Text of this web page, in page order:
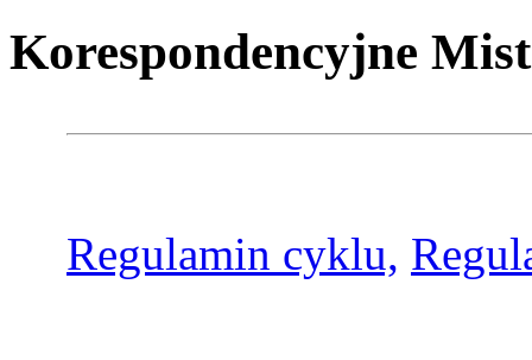
Korespondencyjne
Regulamin cyklu,